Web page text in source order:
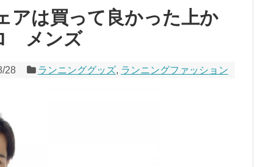
アは買って良かった上か
メンズ
28 ランニンググッズ, ランニングファッション